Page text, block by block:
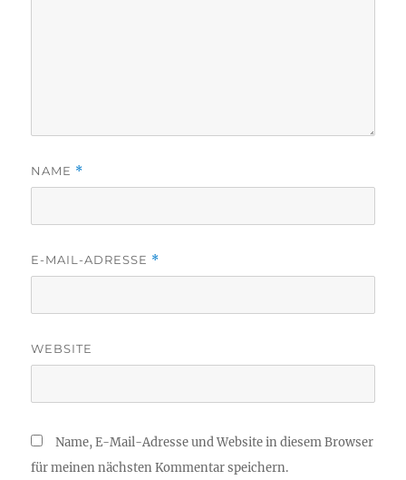
NAME *
E-MAIL-ADRESSE *
WEBSITE
Name, E-Mail-Adresse und Website in diesem Browser
für meinen nächsten Kommentar speichern.